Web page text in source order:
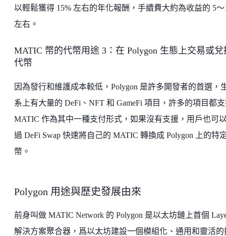
以輕鬆獲得 15% 左右的年化報酬，手續費大約為收益的 5～
左右。
MATIC 幣的代幣用途 3：在 Polygon 生態上交易或兌
代幣
因為發行和維護成本較低，Polygon 是許多開發者的首選，
系上有大量的 DeFi、NFT 和 GameFi 項目，許多的項目都
MATIC 作為其中一種支付形式，如果沒有支援，用戶也可
過 DeFi Swap 快速將自己的 MATIC 轉換成 Polygon 上的特
幣。
Polygon 用途與歷史發展由來
前身叫做 MATIC Network 的 Polygon 是以太坊鏈上首個
解決方案聚合器，爲以太坊建設一個模組化、通用和靈活的